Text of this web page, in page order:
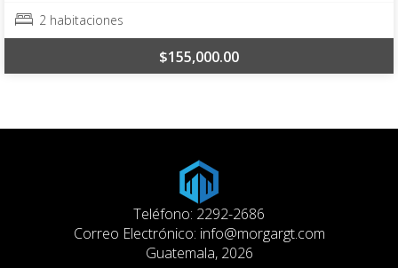
2 habitaciones
$155,000.00
Teléfono: 2292-2686
Correo Electrónico: info@morgargt.com
Guatemala, 2026